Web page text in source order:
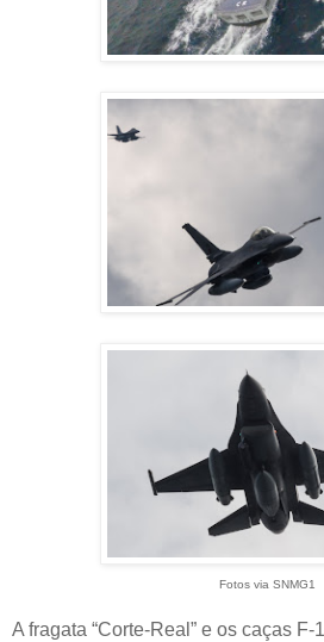
Fotos via SNMG1
A fragata “Corte-Real” e os caças